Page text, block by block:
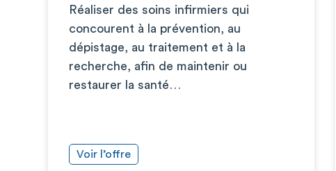
Réaliser des soins infirmiers qui
concourent à la prévention, au
dépistage, au traitement et à la
recherche, afin de maintenir ou
restaurer la santé…
Voir l’offre